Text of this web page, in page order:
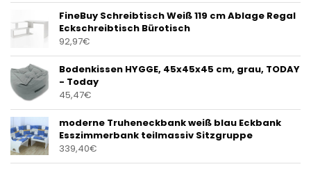
FineBuy Schreibtisch Weiß 119 cm Ablage Regal
Eckschreibtisch Bürotisch
92,97€
Bodenkissen HYGGE, 45x45x45 cm, grau, TODAY
- Today
45,47€
moderne Truheneckbank weiß blau Eckbank
Esszimmerbank teilmassiv Sitzgruppe
339,40€